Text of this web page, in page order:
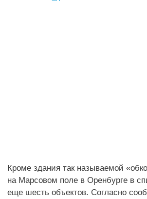
Кроме здания так называемой
на Марсовом поле в Оренбурге в
еще шесть объектов. Согласно